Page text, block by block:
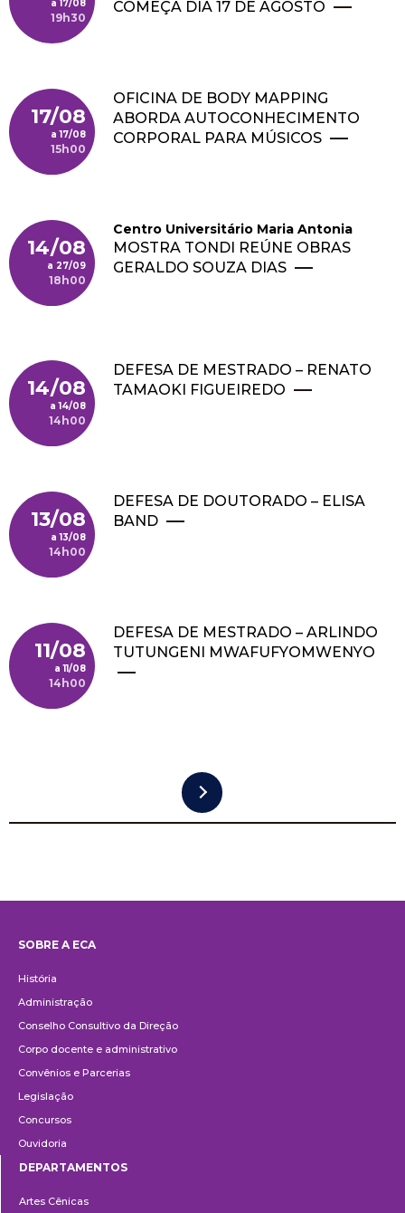
17/08
19h30
COMEÇA DIA 17 DE AGOSTO
17/08
17/08
15h00
OFICINA DE BODY MAPPING
ABORDA AUTOCONHECIMENTO
CORPORAL PARA MÚSICOS
14/08
27/09
18h00
Centro Universitário Maria Antonia
MOSTRA TONDI REÚNE OBRAS
GERALDO SOUZA DIAS
14/08
14/08
14h00
DEFESA DE MESTRADO – RENATO
TAMAOKI FIGUEIREDO
13/08
13/08
14h00
DEFESA DE DOUTORADO – ELISA
BAND
11/08
11/08
14h00
DEFESA DE MESTRADO – ARLINDO
TUTUNGENI MWAFUFYOMWENYO
SOBRE A ECA
História
Administração
Conselho Consultivo da Direção
Corpo docente e administrativo
Convênios e Parcerias
Legislação
Concursos
Ouvidoria
DEPARTAMENTOS
Artes Cênicas